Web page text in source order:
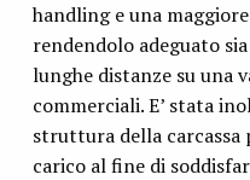
handling e una
rendendolo adeguato
lunghe distanze su una
commerciali. E’ stata
struttura della carcassa
carico al fine di